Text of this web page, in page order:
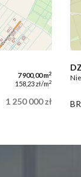
7 900,00 m2
158,23 zł/m2
1 250 000 zł